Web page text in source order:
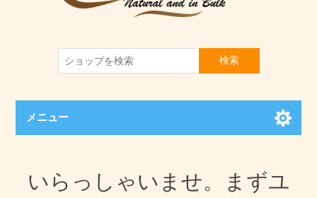
検索
メニュー
いらっしゃいませ。まずユ